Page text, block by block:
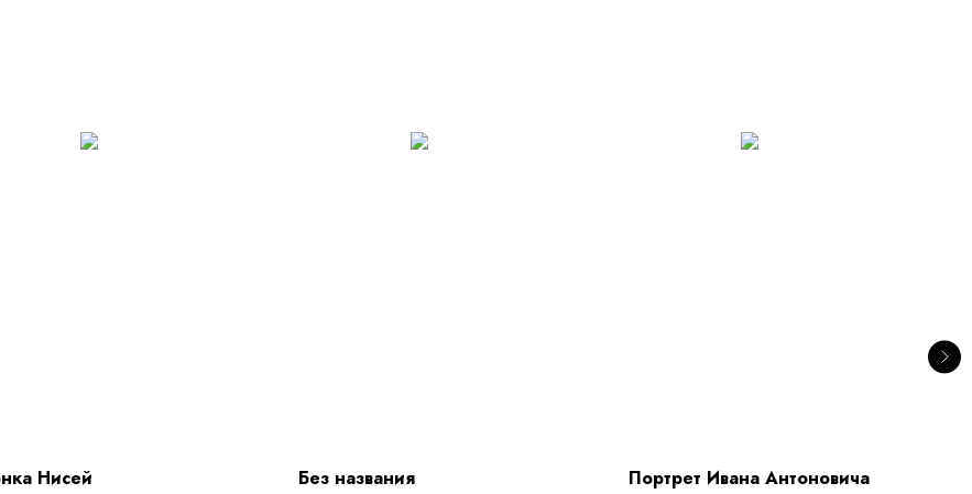
Нисей
Без названия
Портрет Ивана Антоновича